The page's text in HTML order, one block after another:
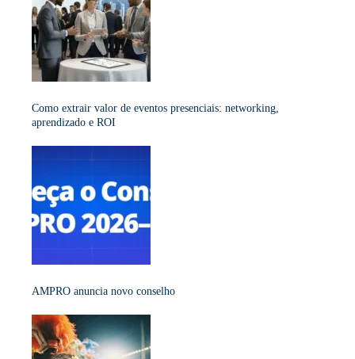
Como extrair valor de eventos presenciais: networking,
aprendizado e ROI
AMPRO anuncia novo conselho